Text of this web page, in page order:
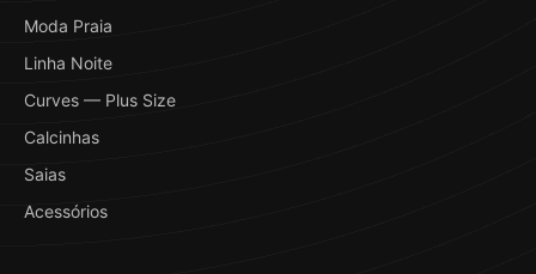
Moda Praia
Linha Noite
Curves — Plus Size
Calcinhas
Saias
Acessórios